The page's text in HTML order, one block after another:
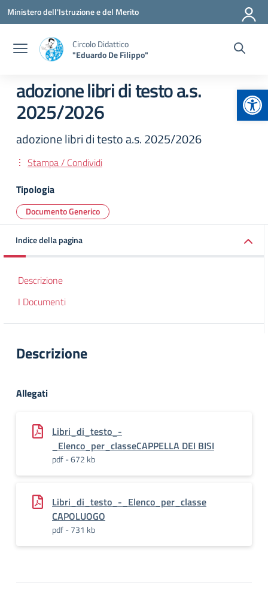
Vai ai contenuti
Vai al menu di navigazione
Vai al footer
Ministero dell'Istruzione e del Merito
Circolo Didattico
"Eduardo De Filippo"
adozione libri di testo a.s.
2025/2026
adozione libri di testo a.s. 2025/2026
Stampa / Condividi
Tipologia
Documento Generico
Indice della pagina
Descrizione
I Documenti
Descrizione
Allegati
Libri_di_testo_-
_Elenco_per_classeCAPPELLA DEI BISI
pdf - 672 kb
Libri_di_testo_-_Elenco_per_classe
CAPOLUOGO
pdf - 731 kb